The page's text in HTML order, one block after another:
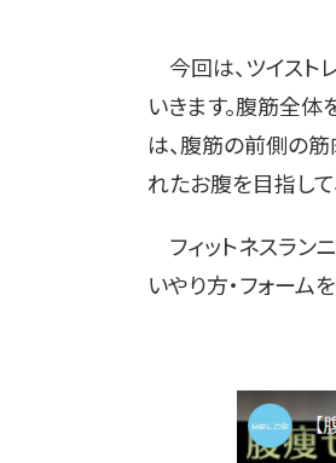
今回は、ツイスト
いきます。腹筋全
は、腹筋の前側の
れたお腹を目指して
フィットネスラン
いやり方・フォーム